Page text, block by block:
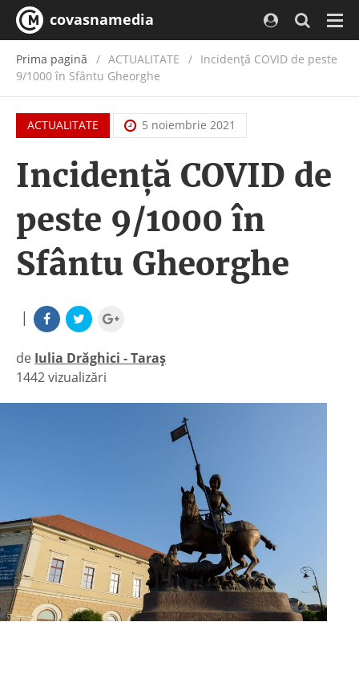
covasnamedia
Prima pagină ACTUALITATE / Incidență COVID de peste
9/1000 în Sfântu Gheorghe
ACTUALITATE 5 noiembrie 2021
Incidență COVID de
peste 9/1000 în
Sfântu Gheorghe
|
de Iulia Drăghici - Taraș
|
1442 vizualizări